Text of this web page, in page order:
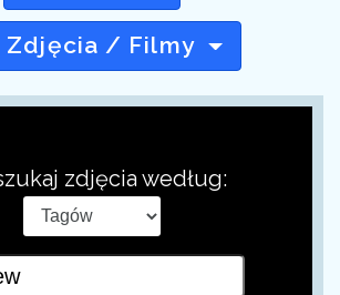
Zdjęcia / Filmy
zdjęcia według: